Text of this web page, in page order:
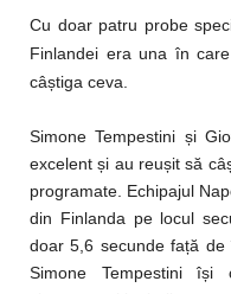
Cu doar patru probe
Finlandei era una în
câștiga ceva.
Simone Tempestini și
excelent și au reușit să
programate. Echipajul
din Finlanda pe locul
doar 5,6 secunde față de
Simone Tempestini își